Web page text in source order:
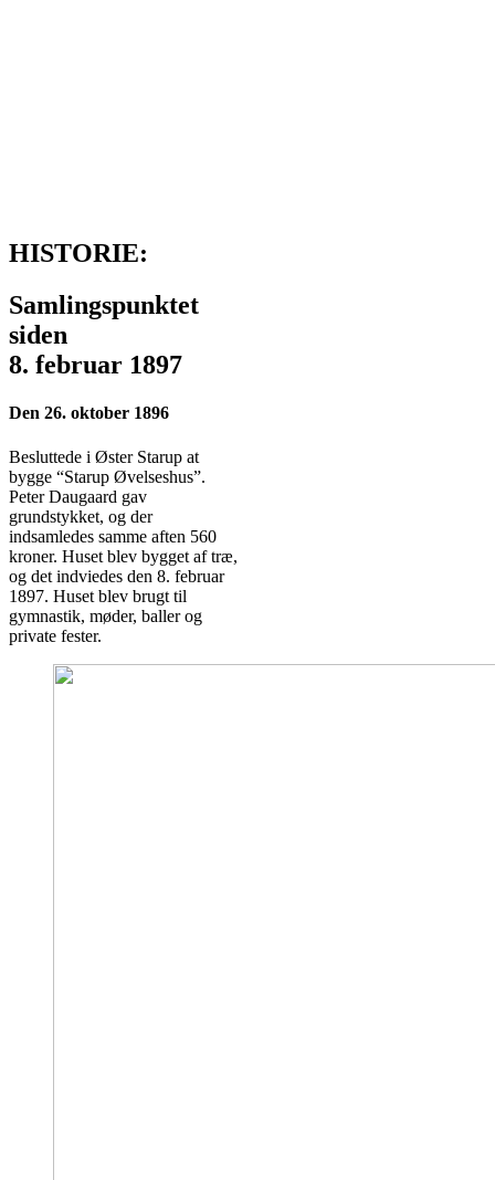
HISTORIE:
Samlingspunktet
siden
8. februar 1897
Den 26. oktober 1896
Besluttede i Øster Starup at
bygge “Starup Øvelseshus”.
Peter Daugaard gav
grundstykket, og der
indsamledes samme aften 560
kroner. Huset blev bygget af træ,
og det indviedes den 8. februar
1897. Huset blev brugt til
gymnastik, møder, baller og
private fester.